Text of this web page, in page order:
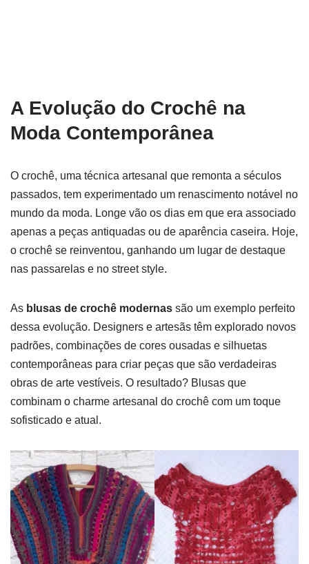
A Evolução do Crochê na
Moda Contemporânea
O crochê, uma técnica artesanal que remonta a séculos
passados, tem experimentado um renascimento notável no
mundo da moda. Longe vão os dias em que era associado
apenas a peças antiquadas ou de aparência caseira. Hoje,
o crochê se reinventou, ganhando um lugar de destaque
nas passarelas e no street style.
As blusas de crochê modernas são um exemplo perfeito
dessa evolução. Designers e artesãs têm explorado novos
padrões, combinações de cores ousadas e silhuetas
contemporâneas para criar peças que são verdadeiras
obras de arte vestíveis. O resultado? Blusas que
combinam o charme artesanal do crochê com um toque
sofisticado e atual.